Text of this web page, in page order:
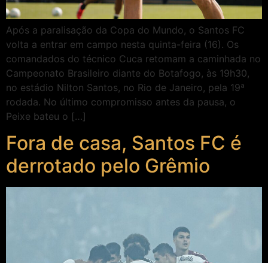
Após a paralisação da Copa do Mundo, o Santos FC
volta a entrar em campo nesta quinta-feira (16). Os
comandados do técnico Cuca retomam a caminhada no
Campeonato Brasileiro diante do Botafogo, às 19h30,
no estádio Nilton Santos, no Rio de Janeiro, pela 19ª
rodada. No último compromisso antes da pausa, o
Peixe bateu o […]
Fora de casa, Santos FC é
derrotado pelo Grêmio